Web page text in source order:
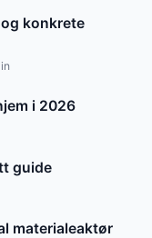
konkrete
i 2026
guide
materialeaktør